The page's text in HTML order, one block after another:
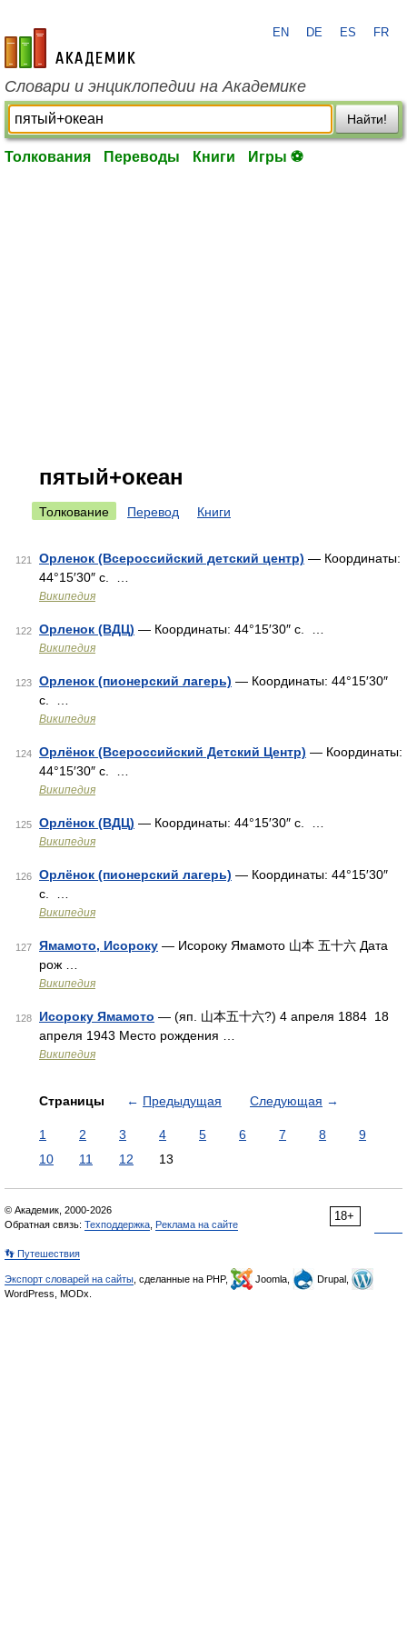
academic.ru
EN DE ES FR
Словари и энциклопедии на Академике
Найти!
Толкования Переводы Книги Игры ⚽
пятый+океан
Толкование Перевод Книги
121 Орленок (Всероссийский детский центр) — Координаты:
44°15′30″ с. …
Википедия
122 Орленок (ВДЦ) — Координаты: 44°15′30″ с. …
Википедия
123 Орленок (пионерский лагерь) — Координаты: 44°15′30″
с. …
Википедия
124 Орлёнок (Всероссийский Детский Центр) — Координаты:
44°15′30″ с. …
Википедия
125 Орлёнок (ВДЦ) — Координаты: 44°15′30″ с. …
Википедия
126 Орлёнок (пионерский лагерь) — Координаты: 44°15′30″
с. …
Википедия
127 Ямамото, Исороку — Исороку Ямамото 山本 五十六 Дата
рож …
Википедия
128 Исороку Ямамото — (яп. 山本五十六?) 4 апреля 1884 18
апреля 1943 Место рождения …
Википедия
Страницы ← Предыдущая Следующая →
1 2 3 4 5 6 7 8
9
10
11 12 13
18+
© Академик, 2000-2026
Обратная связь: Техподдержка Реклама на сайте
👣 Путешествия
Экспорт словарей на сайты , сделанные на PHP, Joomla,
Drupal,
WordPress, MODx.